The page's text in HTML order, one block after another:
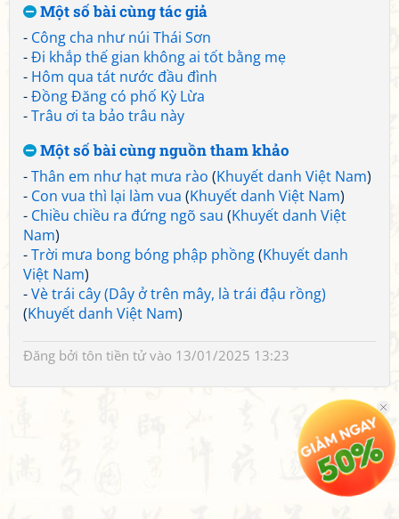
Một số bài cùng tác giả
- Công cha như núi Thái Sơn
-Đi khắp thế gian không ai tốt bằng mẹ
- Hôm qua tát nước đầu đình
-Đồng Đăng có phố Kỳ Lừa
-Trâu ơi ta bảo trâu này
Một số bài cùng nguồn tham khảo
-Thân em như hạt mưa rào (Khuyết danh Việt Nam)
- Con vua thì lại làm vua (Khuyết danh Việt Nam)
- Chiều chiều ra đứng ngõ sau (Khuyết danh Việt
Nam)
-Trời mưa bong bóng phập phồng(Khuyết danh
Việt Nam)
-Vè trái cây (Dây ở trên mây, là trái đậu rồng)
(Khuyết danh Việt Nam)
Đăng bởi tôn tiền tửvào 13/01/2025 13:23